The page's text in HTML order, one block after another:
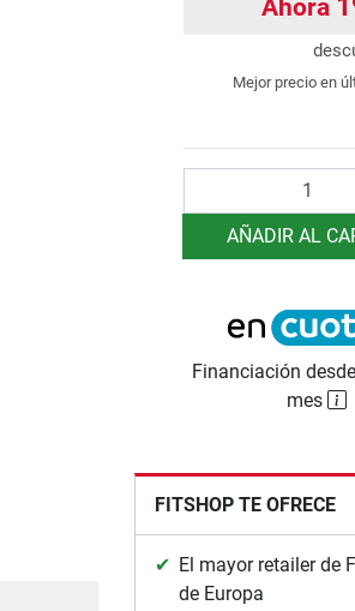
Ahora
Mejor precio en
AÑADIR AL
Financiación desde
mes
FITSHOP TE OFRECE
El mayor retailer de
de Europa